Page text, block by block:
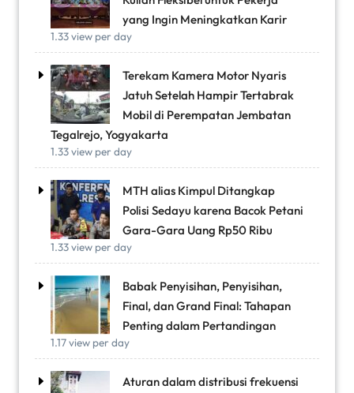
yang Ingin Meningkatkan Karir
1.33 view per day
Terekam Kamera Motor Nyaris
Jatuh Setelah Hampir Tertabrak
Mobil di Perempatan Jembatan
Tegalrejo, Yogyakarta
1.33 view per day
MTH alias Kimpul Ditangkap
Polisi Sedayu karena Bacok Petani
Gara-Gara Uang Rp50 Ribu
1.33 view per day
Babak Penyisihan, Penyisihan,
Final, dan Grand Final: Tahapan
Penting dalam Pertandingan
1.17 view per day
Aturan dalam distribusi frekuensi